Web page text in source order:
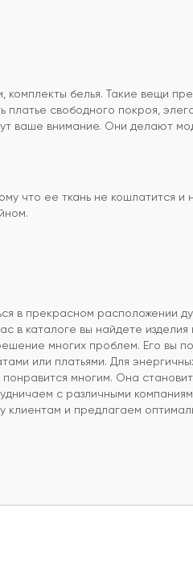
комплекты белья. Такие вещи
свободного покроя,
ваше внимание. Они делают
что ее ткань не кошлатится и
в прекрасном расположении
в каталоге вы найдете
многих проблем. Его вы
или платьями. Для
многим. Она
с различными
и предлагаем